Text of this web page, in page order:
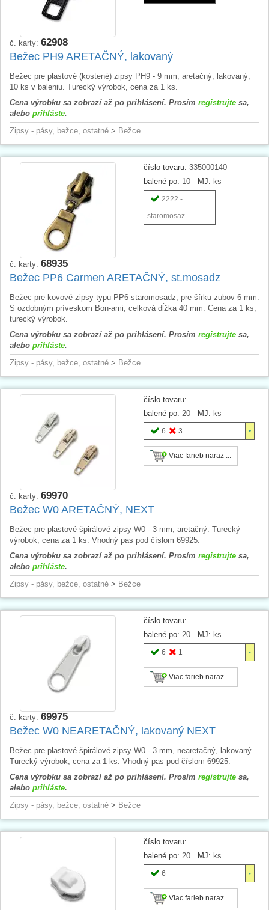
č. karty: 62908
Bežec PH9 ARETAČNÝ, lakovaný
Bežec pre plastové (kostené) zipsy PH9 - 9 mm, aretačný, lakovaný,
10 ks v baleniu. Turecký výrobok, cena za 1 ks.
Cena výrobku sa zobrazí až po prihlásení. Prosím registrujte sa,
alebo prihláste.
Zipsy - pásy, bežce, ostatné > Bežce
číslo tovaru: 335000140
balené po: 10 MJ: ks
2222 -
staromosaz
č. karty: 68935
Bežec PP6 Carmen ARETAČNÝ, st.mosadz
Bežec pre kovové zipsy typu PP6 staromosadz, pre šírku zubov 6 mm.
S ozdobným príveskom Bon-ami, celková dĺžka 40 mm. Cena za 1 ks,
turecký výrobok.
Cena výrobku sa zobrazí až po prihlásení. Prosím registrujte sa,
alebo prihláste.
Zipsy - pásy, bežce, ostatné > Bežce
číslo tovaru:
balené po: 20 MJ: ks
6 3
Viac farieb naraz ...
č. karty: 69970
Bežec W0 ARETAČNÝ, NEXT
Bežec pre plastové špirálové zipsy W0 - 3 mm, aretačný. Turecký
výrobok, cena za 1 ks. Vhodný pas pod číslom 69925.
Cena výrobku sa zobrazí až po prihlásení. Prosím registrujte sa,
alebo prihláste.
Zipsy - pásy, bežce, ostatné > Bežce
číslo tovaru:
balené po: 20 MJ: ks
6 1
Viac farieb naraz ...
č. karty: 69975
Bežec W0 NEARETAČNÝ, lakovaný NEXT
Bežec pre plastové špirálové zipsy W0 - 3 mm, nearetačný, lakovaný.
Turecký výrobok, cena za 1 ks. Vhodný pas pod číslom 69925.
Cena výrobku sa zobrazí až po prihlásení. Prosím registrujte sa,
alebo prihláste.
Zipsy - pásy, bežce, ostatné > Bežce
číslo tovaru:
balené po: 20 MJ: ks
6
Viac farieb naraz ...